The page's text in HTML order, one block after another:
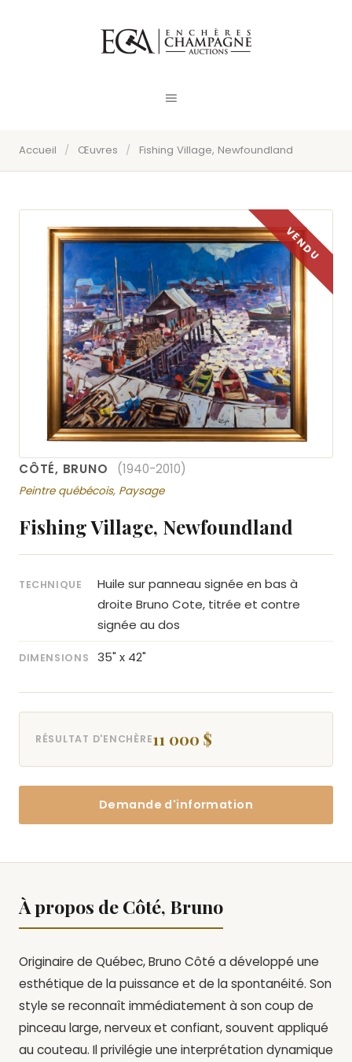
Accueil / Œuvres / Fishing Village, Newfoundland
CÔTÉ, BRUNO (1940-2010)
Peintre québécois, Paysage
Fishing Village, Newfoundland
TECHNIQUE
Huile sur panneau signée en bas à
droite Bruno Cote, titrée et contre
signée au dos
DIMENSIONS 35" x 42"
RÉSULTAT D'ENCHÈRE11 000 $
Demande d'information
À propos de Côté, Bruno
Originaire de Québec, Bruno Côté a développé une
esthétique de la puissance et de la spontanéité. Son
style se reconnaît immédiatement à son coup de
pinceau large, nerveux et confiant, souvent appliqué
au couteau. Il privilégie une interprétation dynamique